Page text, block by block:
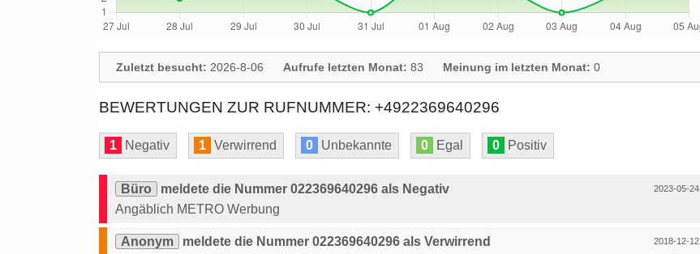
Zuletzt besucht: 2026-8-06 Aufrufe letzten Monat: 83 Meinung im letzten Monat: 0
BEWERTUNGEN ZUR RUFNUMMER: +4922369640296
1 Negativ 1 Verwirrend 0 Unbekannte 0 Egal 0 Positiv
2023-05-24
Büro
meldete die Nummer 022369640296 als Negativ
Angäblich METRO Werbung
2018-12-12
Anonym
meldete die Nummer 022369640296 als Verwirrend